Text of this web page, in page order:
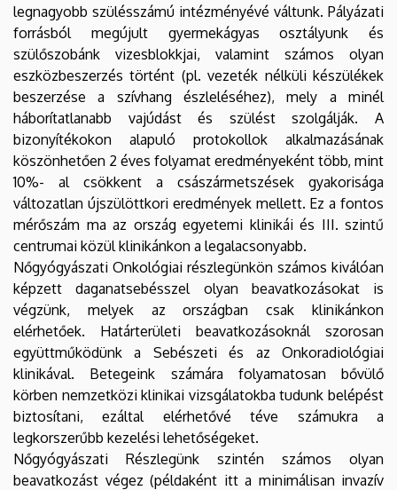
legnagyobb szülésszámú intézményévé váltunk. Pályázati
forrásból megújult gyermekágyas osztályunk és
szülőszobánk vizesblokkjai, valamint számos olyan
eszközbeszerzés történt (pl. vezeték nélküli készülékek
beszerzése a szívhang észleléséhez), mely a minél
háborítatlanabb vajúdást és szülést szolgálják. A
bizonyítékokon alapuló protokollok alkalmazásának
köszönhetően 2 éves folyamat eredményeként több, mint
10%- al csökkent a császármetszések gyakorisága
változatlan újszülöttkori eredmények mellett. Ez a fontos
mérőszám ma az ország egyetemi klinikái és III. szintű
centrumai közül klinikánkon a legalacsonyabb.
Nőgyógyászati Onkológiai részlegünkön számos kiválóan
képzett daganatsebésszel olyan beavatkozásokat is
végzünk, melyek az országban csak klinikánkon
elérhetőek. Határterületi beavatkozásoknál szorosan
együttműködünk a Sebészeti és az Onkoradiológiai
klinikával. Betegeink számára folyamatosan bővülő
körben nemzetközi klinikai vizsgálatokba tudunk belépést
biztosítani, ezáltal elérhetővé téve számukra a
legkorszerűbb kezelési lehetőségeket.
Nőgyógyászati Részlegünk szintén számos olyan
beavatkozást végez (példaként itt a minimálisan invazív